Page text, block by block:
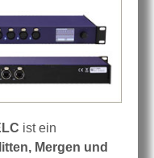
ist ein
Mergen und